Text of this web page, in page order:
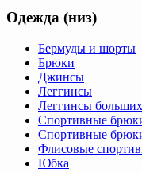
Одежда (низ)
Бермуды и шорты
Брюки
Джинсы
Леггинсы
Леггинсы
Спортивные
Спортивные
Флисовые
Юбка